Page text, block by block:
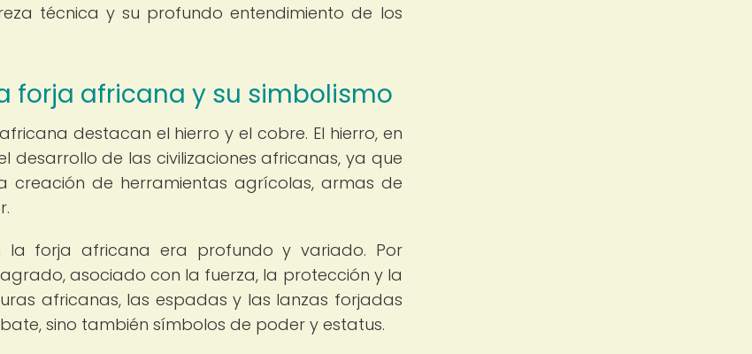
técnica y su profundo entendimiento de los
forja africana y su simbolismo
destacan el hierro y el cobre. El hierro, en
desarrollo de las civilizaciones africanas, ya que
creación de herramientas agrícolas, armas de
la forja africana era profundo y variado. Por
asociado con la fuerza, la protección y la
africanas, las espadas y las lanzas forjadas
sino también símbolos de poder y estatus.